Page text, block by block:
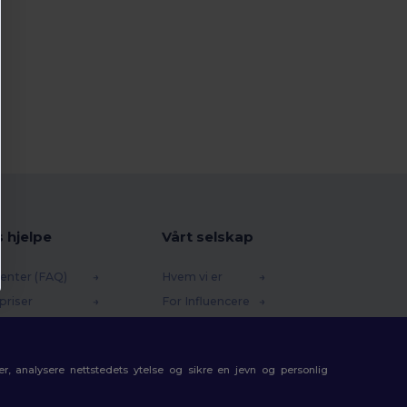
hjelpe
(FAQ)
Vårt selskap
Hvem vi er
For Influencere
analysere nettstedets ytelse og sikre en jevn og personlig